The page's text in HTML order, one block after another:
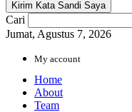
Cari
Jumat, Agustus 7, 2026
My account
Home
About
Team